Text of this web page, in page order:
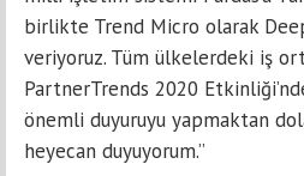
birlikte Trend Micro olarak
veriyoruz. Tüm ülkelerdeki iş
PartnerTrends 2020
önemli duyuruyu yapmaktan
heyecan duyuyorum.”